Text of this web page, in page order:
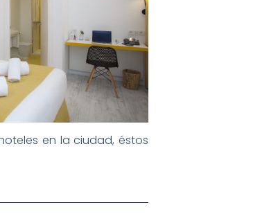
en la ciudad, éstos